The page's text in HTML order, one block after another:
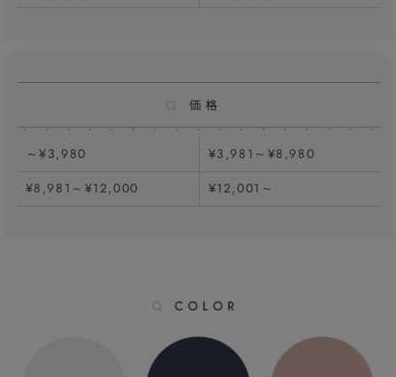
～¥3,980
¥3,981～¥8,980
¥8,981～¥12,000
¥12,001～